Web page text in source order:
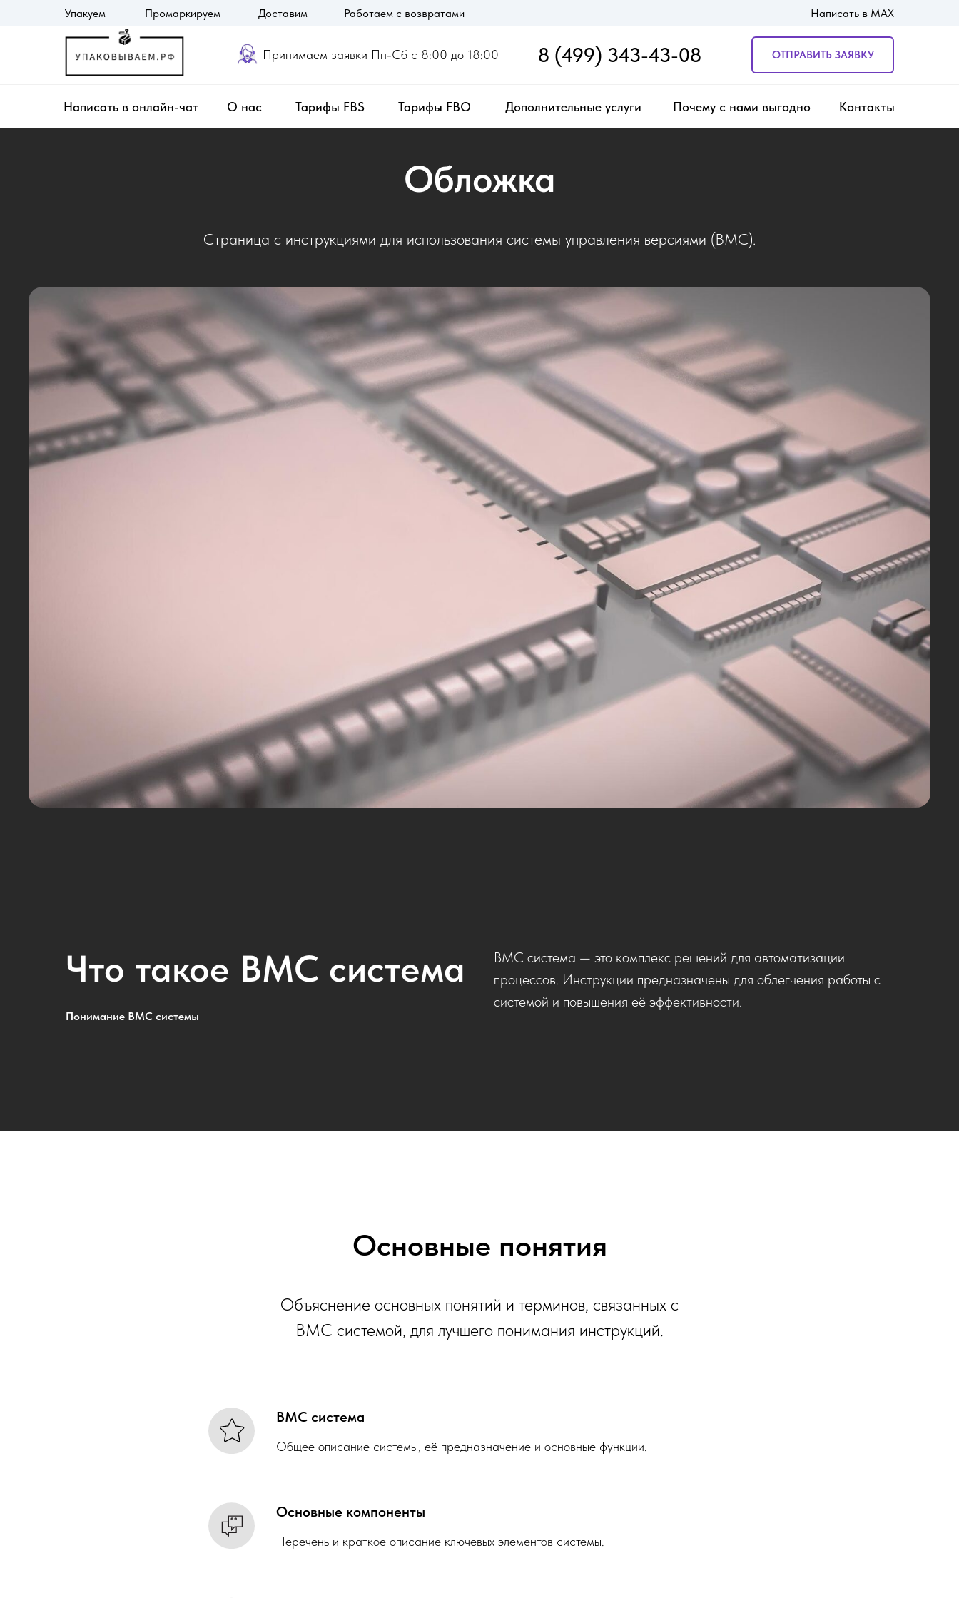
Написать в онлайн-чат О нас Почему с нами выгодно
Дополнительные услуги Контакты
Написать в MAX
Тарифы FBS Тарифы FBO
Упакуем Промаркируем Доставим
ОТПРАВИТЬ ЗАЯВКУ
Принимаем заявки Пн-Сб с 8:00 до 18:00
Работаем с возвратами
8 (499) 343-43-08
Главная Основные понятия Частые вопросы Контакты
Обложка
Страница с инструкциями для использования системы управления версиями (ВМС).
Что такое ВМС система
Понимание ВМС системы
ВМС система — это комплекс решений для автоматизации
процессов. Инструкции предназначены для облегчения работы с
системой и повышения её эффективности.
Основные понятия
Объяснение основных понятий и терминов, связанных с
ВМС системой, для лучшего понимания инструкций.
ВМС система
Общее описание системы, её предназначение и основные функции.
Основные компоненты
Перечень и краткое описание ключевых элементов системы.